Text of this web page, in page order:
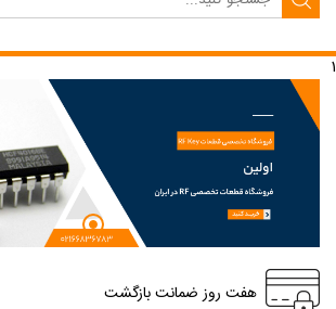
1
هفت روز ضمانت بازگشت